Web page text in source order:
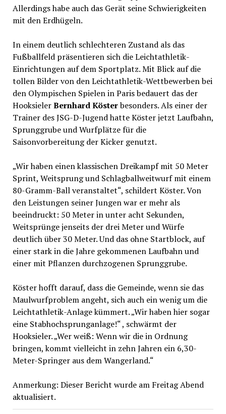
Allerdings habe auch das Gerät seine Schwierigkeiten
mit den Erdhügeln.
In einem deutlich schlechteren Zustand als das
Fußballfeld präsentieren sich die Leichtathletik-
Einrichtungen auf dem Sportplatz. Mit Blick auf die
tollen Bilder von den Leichtathletik-Wettbewerben bei
den Olympischen Spielen in Paris bedauert das der
HooksielerBernhard Kösterbesonders. Als einer der
Trainer des JSG-D-Jugend hatte Köster jetzt Laufbahn,
Sprunggrube und Wurfplätze für die
Saisonvorbereitung der Kicker genutzt.
„Wir haben einen klassischen Dreikampf mit 50 Meter
Sprint, Weitsprung und Schlagballweitwurf mit einem
80-Gramm-Ball veranstaltet“, schildert Köster. Von
den Leistungen seiner Jungen war er mehr als
beeindruckt: 50 Meter in unter acht Sekunden,
Weitsprünge jenseits der drei Meter und Würfe
deutlich über 30 Meter. Und das ohne Startblock, auf
einer stark in die Jahre gekommenen Laufbahn und
einer mit Pflanzen durchzogenen Sprunggrube.
Köster hofft darauf, dass die Gemeinde, wenn sie das
Maulwurfproblem angeht, sich auch ein wenig um die
Leichtathletik-Anlage kümmert. „Wir haben hier sogar
eine Stabhochsprunganlage!“ , schwärmt der
Hooksieler. „Wer weiß: Wenn wir die in Ordnung
bringen, kommt vielleicht in zehn Jahren ein 6,30-
Meter-Springer aus dem Wangerland.“
Anmerkung: Dieser Bericht wurde am Freitag Abend
aktualisiert.